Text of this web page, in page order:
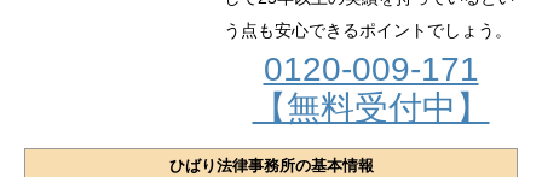
う点も安心できるポイントでしょう。
0120-009-171
【無料受付中】
ひばり法律事務所の基本情報